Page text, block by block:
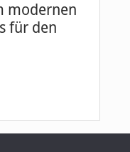
modernen
für den